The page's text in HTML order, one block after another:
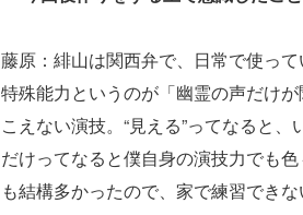
藤原：緋山は関西弁で、日常で使っ
特殊能力というのが「幽霊の声だけ
こえない演技。“見える”ってなると
だけってなると僕自身の演技力でも
も結構多かったので、家で練習でき